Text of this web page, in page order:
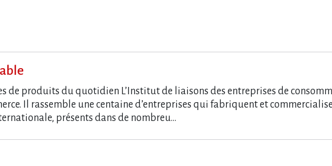
de produits du quotidien L’Institut de liaisons des entreprises de
Il rassemble une centaine d’entreprises qui fabriquent et
présents dans de nombreu…